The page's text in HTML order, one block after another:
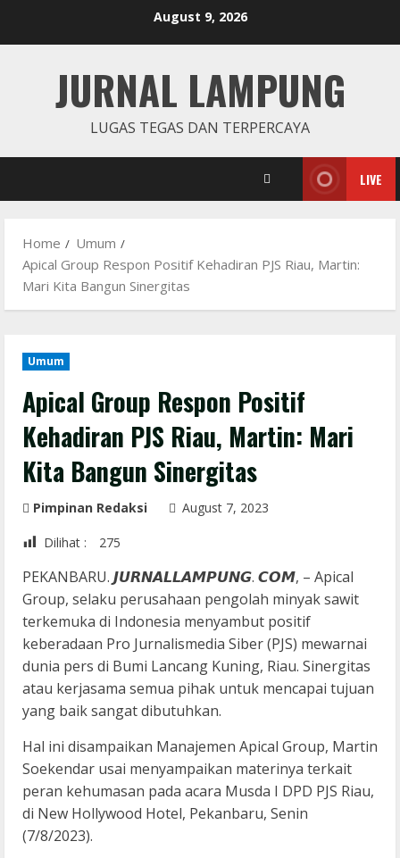
August 9, 2026
JURNAL LAMPUNG
LUGAS TEGAS DAN TERPERCAYA
LIVE
Home
Umum
Apical Group Respon Positif Kehadiran PJS Riau, Martin:
Mari Kita Bangun Sinergitas
Umum
Apical Group Respon Positif
Kehadiran PJS Riau, Martin: Mari
Kita Bangun Sinergitas
Pimpinan Redaksi August 7, 2023
Dilihat : 275
PEKANBARU. 𝙅𝙐𝙍𝙉𝘼𝙇𝙇𝘼𝙈𝙋𝙐𝙉𝙂. 𝘾𝙊𝙈, – Apical
Group, selaku perusahaan pengolah minyak sawit
terkemuka di Indonesia menyambut positif
keberadaan Pro Jurnalismedia Siber (PJS) mewarnai
dunia pers di Bumi Lancang Kuning, Riau. Sinergitas
atau kerjasama semua pihak untuk mencapai tujuan
yang baik sangat dibutuhkan.
Hal ini disampaikan Manajemen Apical Group, Martin
Soekendar usai menyampaikan materinya terkait
peran kehumasan pada acara Musda I DPD PJS Riau,
di New Hollywood Hotel, Pekanbaru, Senin
(7/8/2023).